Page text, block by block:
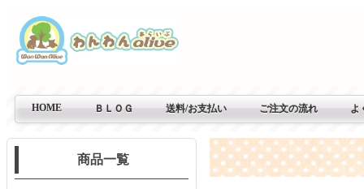
HOME ＢＬＯＧ 送料/お支払い ご注文の流れ よ
商品一覧